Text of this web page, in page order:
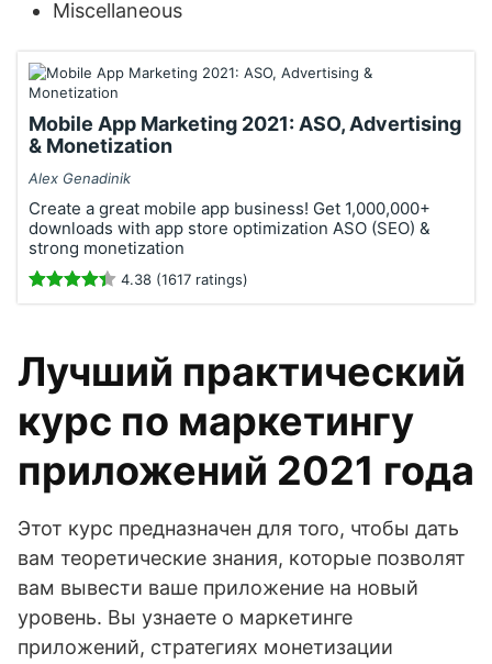
Miscellaneous
Mobile App Marketing 2021: ASO, Advertising
& Monetization
Alex Genadinik
Create a great mobile app business! Get 1,000,000+
downloads with app store optimization ASO (SEO) &
strong monetization
4.38 (1617 ratings)
Лучший практический
курс по маркетингу
приложений 2021 года
Этот курс предназначен для того, чтобы дать
вам теоретические знания, которые позволят
вам вывести ваше приложение на новый
уровень. Вы узнаете о маркетинге
приложений, стратегиях монетизации